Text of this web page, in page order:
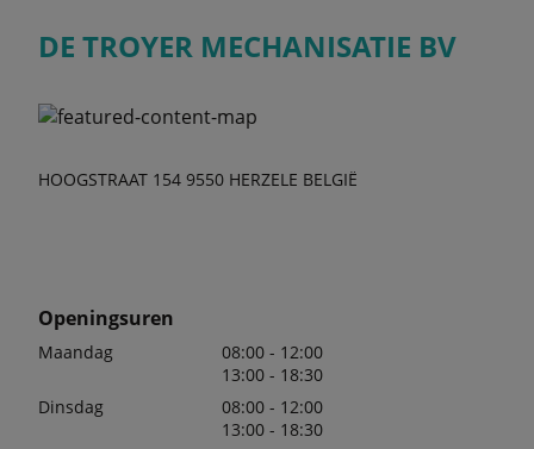
DE TROYER MECHANISATIE BV
HOOGSTRAAT 154 9550 HERZELE BELGIË
Openingsuren
Maandag
08:00 - 12:00
13:00 - 18:30
Dinsdag
08:00 - 12:00
13:00 - 18:30